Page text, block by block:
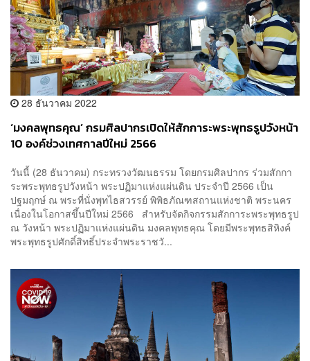
28 ธันวาคม 2022
‘มงคลพุทธคุณ’ กรมศิลปากรเปิดให้สักการะพระพุทธรูปวังหน้า
10 องค์ช่วงเทศกาลปีใหม่ 2566
วันนี้ (28 ธันวาคม) กระทรวงวัฒนธรรม โดยกรมศิลปากร ร่วมสักกา
ระพระพุทธรูปวังหน้า พระปฏิมาแห่งแผ่นดิน ประจำปี 2566 เป็น
ปฐมฤกษ์ ณ พระที่นั่งพุทไธสวรรย์ พิพิธภัณฑสถานแห่งชาติ พระนคร
เนื่องในโอกาสขึ้นปีใหม่ 2566 สำหรับจัดกิจกรรมสักการะพระพุทธรูป
ณ วังหน้า พระปฏิมาแห่งแผ่นดิน มงคลพุทธคุณ โดยมีพระพุทธสิหิงค์
พระพุทธรูปศักดิ์สิทธิ์ประจำพระราชวั...